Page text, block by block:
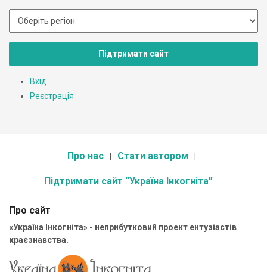
Підтримати сайт
Вхід
Реєстрація
Про нас Стати автором
Підтримати сайт “Україна Інкогніта”
Про сайт
«Україна Інкогніта» - неприбутковий проект ентузіастів
краєзнавства.